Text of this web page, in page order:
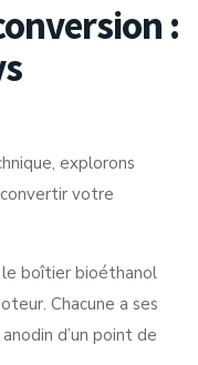
:
explorons
votre
le boîtier bioéthanol
Chacune a ses
d’un point de